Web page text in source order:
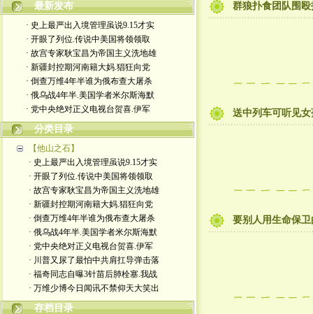
最新发布
· 史上最严出入境管理虽说9.15才实
· 开眼了列位.传说中美国将领领取
· 故宫专家耿宝昌为帝国主义洗地雄
· 新疆封控期河南籍大妈.猖狂向党
· 倒查万维4年半谁为俄布查大屠杀
· 俄乌战4年半.美国学者米尔斯海默
· 党中央绝对正义电视台贺喜.伊军
分类目录
【他山之石】
· 史上最严出入境管理虽说9.15才实
· 开眼了列位.传说中美国将领领取
· 故宫专家耿宝昌为帝国主义洗地雄
· 新疆封控期河南籍大妈.猖狂向党
· 倒查万维4年半谁为俄布查大屠杀
· 俄乌战4年半.美国学者米尔斯海默
· 党中央绝对正义电视台贺喜.伊军
· 川普又尿了最怕中共肩扛导弹击落
· 福奇同志自曝3针苗后肺栓塞.我战
· 万维少博今日闻讯不禁仰天大笑出
存档目录
群狼扑食团队围
送中列车可听见
要别人用生命保